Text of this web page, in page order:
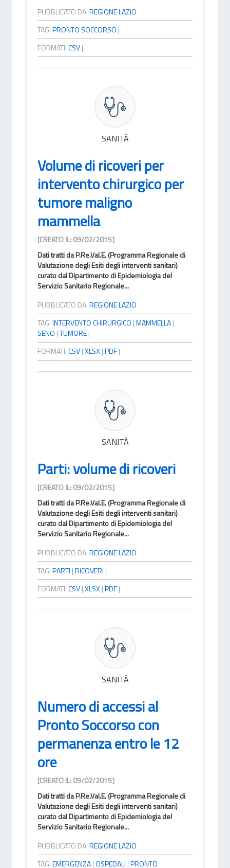
PUBBLICATO DA:REGIONE LAZIO
TAG:PRONTO SOCCORSO |
FORMATI:CSV|
SANITÀ
Volume di ricoveri per
intervento chirurgico per
tumore maligno
mammella
[CREATO IL: 09/02/2015]
Dati tratti da P.Re.Val.E. (Programma Regionale di
Valutazione degli Esiti degli interventi sanitari)
curato dal Dipartimento di Epidemiologia del
Servizio Sanitario Regionale...
PUBBLICATO DA:REGIONE LAZIO
TAG:INTERVENTO CHIRURGICO |MAMMELLA|
SENO |TUMORE|
FORMATI:CSV|XLSX|PDF|
SANITÀ
Parti: volume di ricoveri
[CREATO IL: 09/02/2015]
Dati tratti da P.Re.Val.E. (Programma Regionale di
Valutazione degli Esiti degli interventi sanitari)
curato dal Dipartimento di Epidemiologia del
Servizio Sanitario Regionale...
PUBBLICATO DA:REGIONE LAZIO
TAG:PARTI |RICOVERI |
FORMATI:CSV|XLSX|PDF|
SANITÀ
Numero di accessi al
Pronto Soccorso con
permanenza entro le 12
ore
[CREATO IL: 09/02/2015]
Dati tratti da P.Re.Val.E. (Programma Regionale di
Valutazione degli Esiti degli interventi sanitari)
curato dal Dipartimento di Epidemiologia del
Servizio Sanitario Regionale...
PUBBLICATO DA:REGIONE LAZIO
TAG:EMERGENZA|OSPEDALI |PRONTO